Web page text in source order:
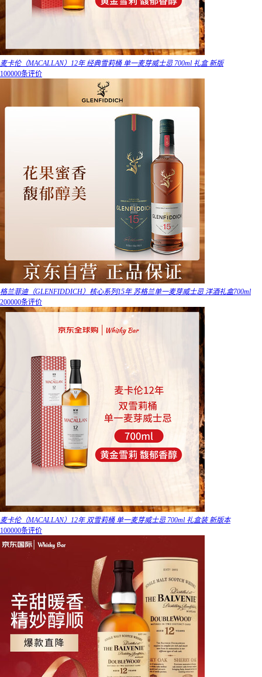
麦卡伦（MACALLAN）12年 经典雪莉桶 单一麦芽威士忌 700ml 礼盒 新版
100000条评价
格兰菲迪（GLENFIDDICH）核心系列15年 苏格兰单一麦芽威士忌 洋酒礼盒700ml
200000条评价
麦卡伦（MACALLAN）12年 双雪莉桶 单一麦芽威士忌 700ml 礼盒装 新版本
100000条评价